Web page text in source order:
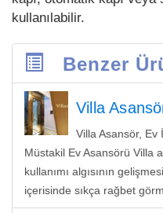
kullanılabilir.
Benzer
Villa
Villa Asansör, Ev
Müstakil Ev Asansörü Villa
kullanımı algısının
içerisinde sıkça rağbet